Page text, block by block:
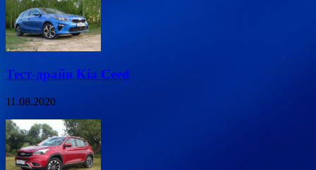
Тест-драйв Kia Ceed
11.08.2020